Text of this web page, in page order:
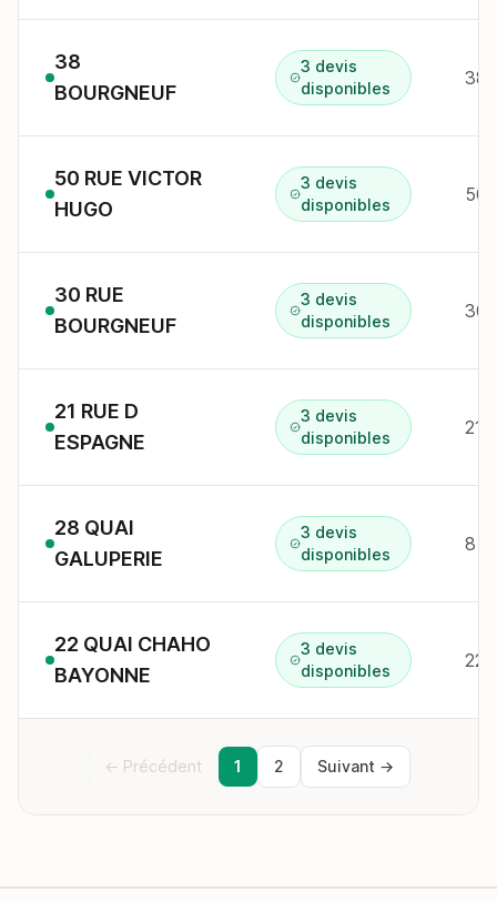
38
BOURGNEUF
3 devis
disponibles
38
50 RUE VICTOR
HUGO
3 devis
disponibles
50
30 RUE
BOURGNEUF
3 devis
disponibles
30
21 RUE D
ESPAGNE
3 devis
disponibles
21
28 QUAI
GALUPERIE
3 devis
disponibles
8
22 QUAI CHAHO
BAYONNE
3 devis
disponibles
22
← Précédent 1 2 Suivant →